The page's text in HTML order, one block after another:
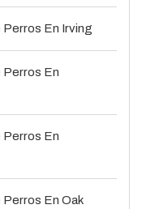
En Irving
En
En
En Oak